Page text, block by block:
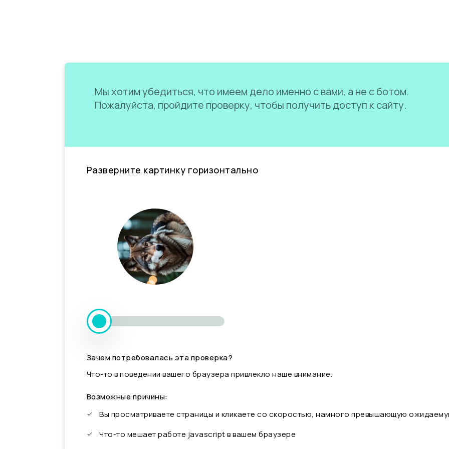
Мы хотим убедиться, что имеем дело именно с вами, а не с ботом.
Пожалуйста, пройдите проверку, чтобы получить доступ к сайту.
Разверните картинку горизонтально
Зачем потребовалась эта проверка?
Что-то в поведении вашего браузера привлекло наше внимание.
Возможные причины:
Вы просматриваете страницы и кликаете со скоростью, намного превышающую
Что-то мешает работе javascript в вашем браузере